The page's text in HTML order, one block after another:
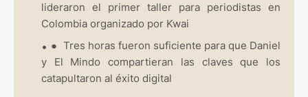
lideraron el primer taller para periodistas en
Colombia organizado por Kwai
● Tres horas fueron suficiente para que Daniel
y El Mindo compartieran las claves que los
catapultaron al éxito digital